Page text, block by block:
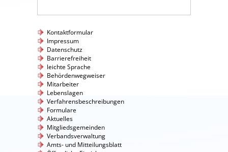
Kontaktformular
Impressum
Datenschutz
Barrierefreiheit
leichte Sprache
Behördenwegweiser
Mitarbeiter
Lebenslagen
Verfahrensbeschreibungen
Formulare
Aktuelles
Mitgliedsgemeinden
Verbandsverwaltung
Amts- und Mitteilungsblatt